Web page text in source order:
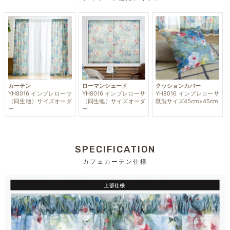
カーテン
YH8016 インプレローサ
（同生地）サイズオーダ
ー
ローマンシェード
YH8016 インプレローサ
（同生地）サイズオーダ
ー
クッションカバー
YH8016 インプレローサ
既製サイズ45cm×45cm
SPECIFICATION
カフェカーテン仕様